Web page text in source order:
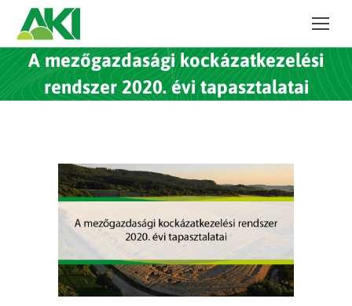
A mezőgazdasági kockázatkezelési
rendszer 2020. évi tapasztalatai